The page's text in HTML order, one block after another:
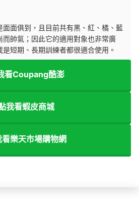
面面俱到，且目前共有黑、紅、橘、藍
而帥氣；因此它的適用對象也非常廣
短期、長期訓練者都很適合使用。
看Coupang酷澎
我看蝦皮商城
樂天市場購物網